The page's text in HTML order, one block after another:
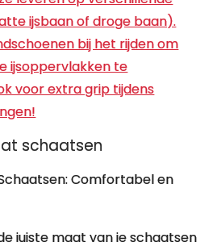
ijsbaan of droge baan).
bij het rijden om
ijsoppervlakken te
voor extra grip tijdens
schaatsen
Comfortabel en
juiste maat van je schaatsen